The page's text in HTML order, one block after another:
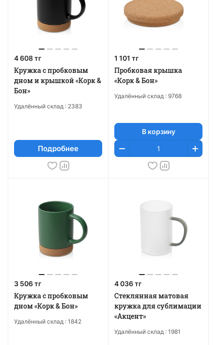
4 608 тг
Кружка с пробковым
дном и крышкой «Корк &
Бон»
Удалённый склад : 2383
Подробнее
1 101 тг
Пробковая крышка
«Корк & Бон»
Удалённый склад : 9768
В корзину
3 506 тг
Кружка с пробковым
дном «Корк & Бон»
Удалённый склад : 1842
4 036 тг
Стеклянная матовая
кружка для сублимации
«Акцент»
Удалённый склад : 1981